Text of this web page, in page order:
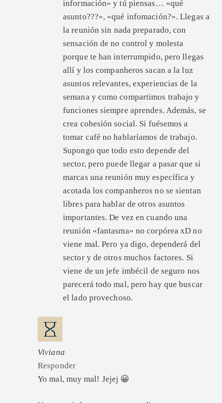
información» y tú piensas… «qué
asunto???», «qué infomación?». Llegas a
la reunión sin nada preparado, con
sensación de no control y molesta
porque te han interrumpido, pero llegas
allí y los companheros sacan a la luz
asuntos relevantes, experiencias de la
semana y como compartimos trabajo y
funciones siempre aprendes. Además, se
crea cohesión social. Si fuésemos a
tomar café no hablaríamos de trabajo.
Supongo que todo esto depende del
sector, pero puede llegar a pasar que si
marcas una reunión muy específica y
acotada los companheros no se sientan
libres para hablar de otros asuntos
importantes. De vez en cuando una
reunión «fantasma» no corpórea xD no
viene mal. Pero ya digo, dependerá del
sector y de otros muchos factores. Si
viene de un jefe imbécil de seguro nos
parecerá todo mal, pero hay que buscar
el lado provechoso.
Viviana
Responder
Yo mal, muy mal! Jejej 😀